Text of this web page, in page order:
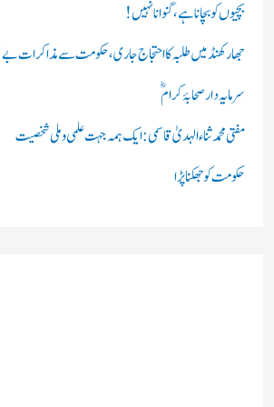
ں
:
بچیوں کو بچانا ہے، گنوانا نہیں!
جھارکھنڈ میں طلبہ کا احتجاج جاری، حکومت سے مذاکرات بے
سرمایہ دار صحابۂ کرامؓ
مفتی محمد ثناء الہدیٰ قاسمی: ایک ہمہ جہت علمی و ملی شخصیت
حکومت کو جھکنا پڑا